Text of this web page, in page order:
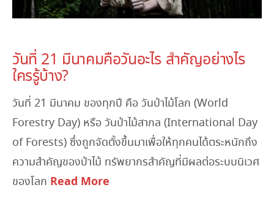
วันที่ 21 มีนาคมคือวันอะไร สำคัญอย่างไร
ใครรู้บ้าง?
วันที่ 21 มีนาคม ของทุกปี คือ วันป่าไม้โลก (World
Forestry Day) หรือ วันป่าไม้สากล (International Day
of Forests) ซึ่งถูกจัดตั้งขึ้นมาเพื่อให้ทุกคนได้ตระหนักถึง
ความสำคัญของป่าไม้ ทรัพยากรสำคัญที่มีผลต่อระบบนิเวศ
ของโลก Read More